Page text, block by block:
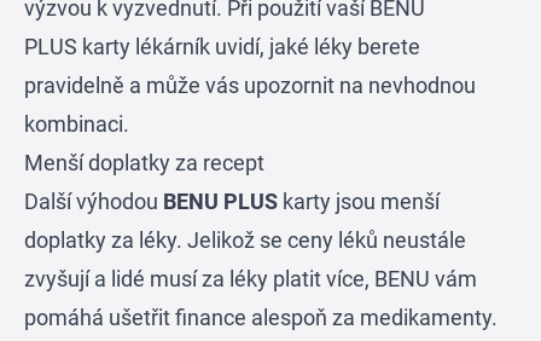
výzvou k vyzvednutí. Při použití vaší BENU
PLUS karty lékárník uvidí, jaké léky berete
pravidelně a může vás upozornit na nevhodnou
kombinaci.
Menší doplatky za recept
Další výhodou BENU PLUS karty jsou menší
doplatky za léky. Jelikož se ceny léků neustále
zvyšují a lidé musí za léky platit více, BENU vám
pomáhá ušetřit finance alespoň za medikamenty.